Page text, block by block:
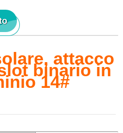
attacco
binario in
14#